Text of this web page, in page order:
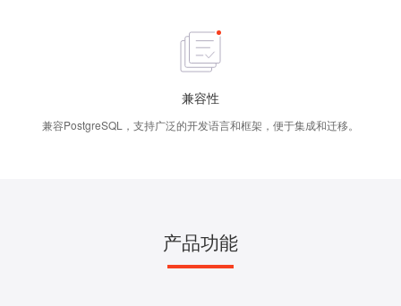
兼容性
兼容PostgreSQL，支持广泛的开发语言和框架，便于集成和迁移。
产品功能